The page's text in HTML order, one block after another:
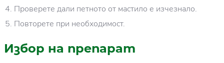
Проверете дали петното от мастило е изчезнало.
Повторете при необходимост.
Избор на препарат